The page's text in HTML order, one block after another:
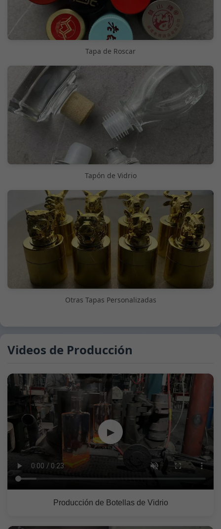
Tapa de Roscar
Tapón de Vidrio
Otras Tapas Personalizadas
Videos de Producción
▶
Producción de Botellas de Vidrio